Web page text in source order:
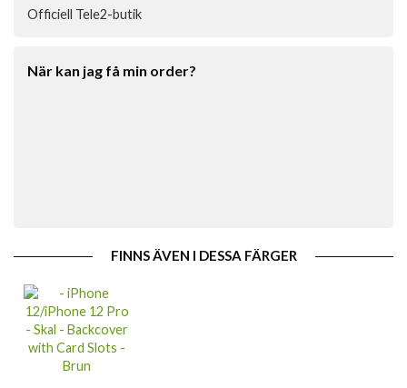
Officiell Tele2-butik
När kan jag få min order?
FINNS ÄVEN I DESSA FÄRGER